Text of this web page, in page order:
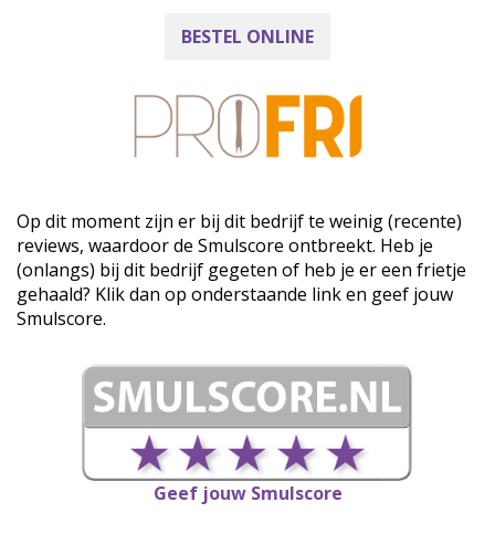
BESTEL ONLINE
Op dit moment zijn er bij dit bedrijf te weinig (recente)
reviews, waardoor de Smulscore ontbreekt. Heb je
(onlangs) bij dit bedrijf gegeten of heb je er een frietje
gehaald? Klik dan op onderstaande link en geef jouw
Smulscore.
Geef jouw Smulscore